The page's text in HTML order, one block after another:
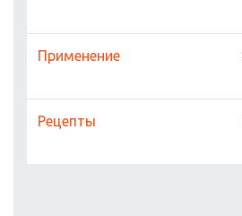
Применение
Рецепты